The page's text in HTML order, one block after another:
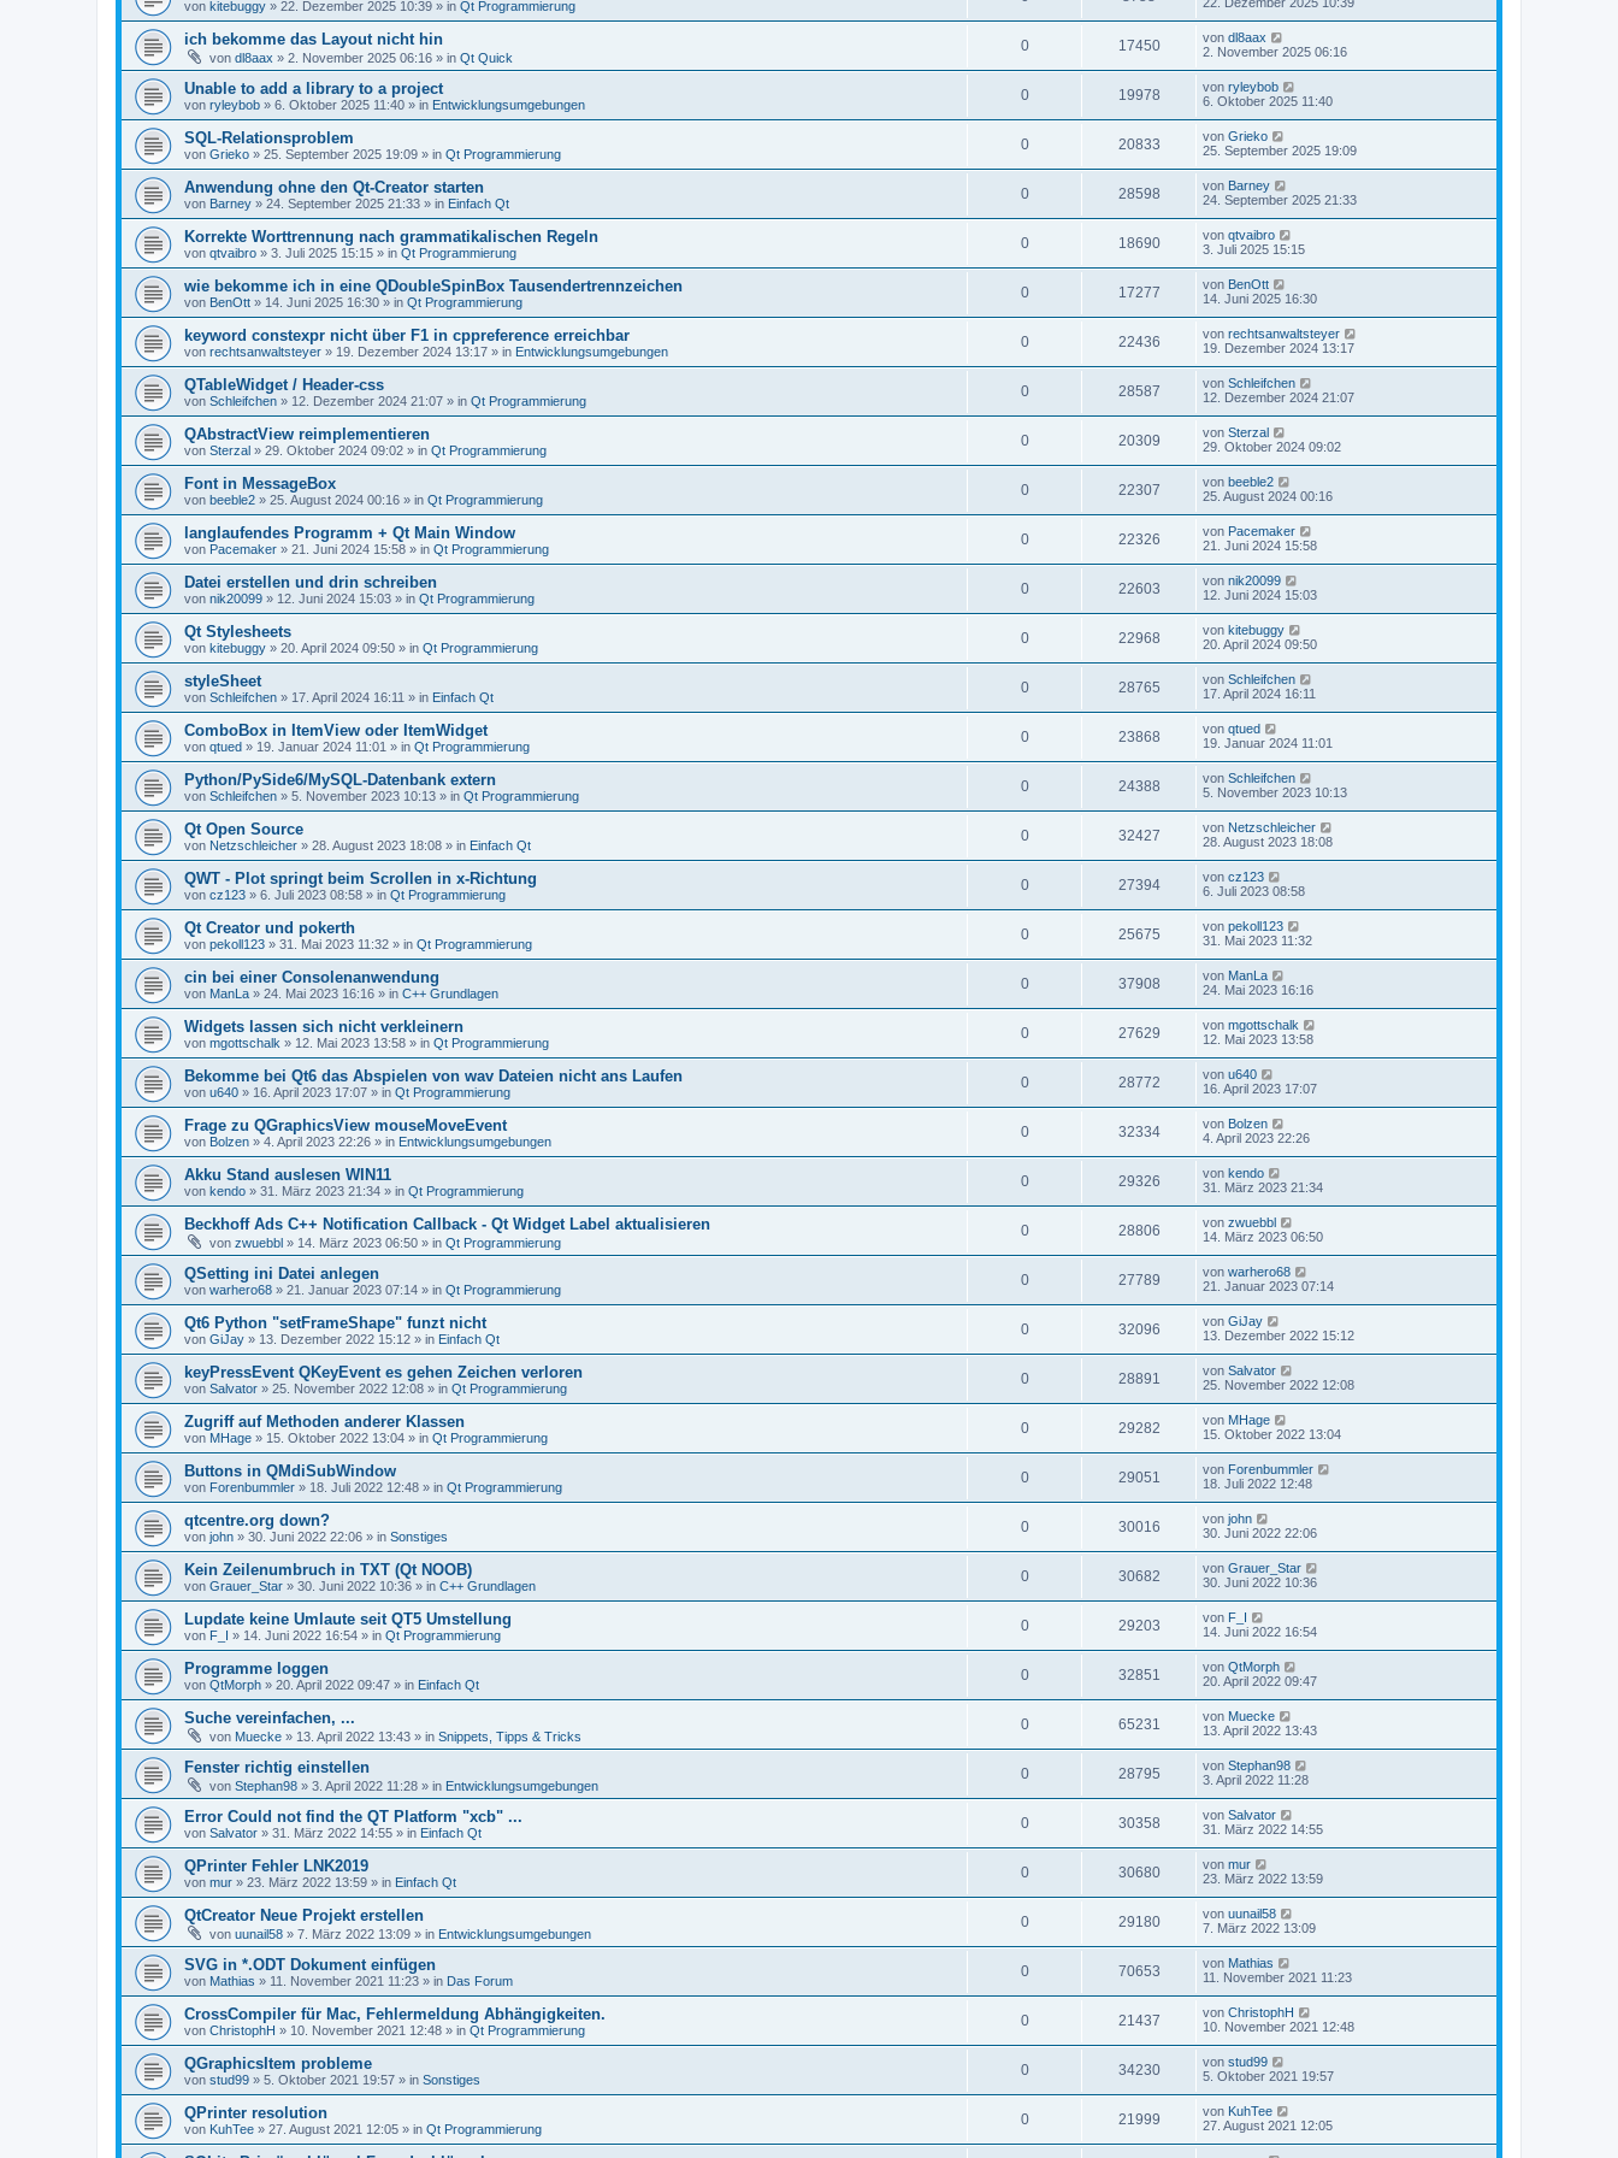
von kitebuggy » 22. Dezember 2025 10:39 » in Qt Programmierung
ich bekomme das Layout nicht hin
von dl8aax » 2. November 2025 06:16 » in Qt Quick
0 17450 von dl8aax
2. November 2025 06:16
Unable to add a library to a project
von ryleybob » 6. Oktober 2025 11:40 » in Entwicklungsumgebungen
0 19978 von ryleybob
6. Oktober 2025 11:40
SQL-Relationsproblem
von Grieko » 25. September 2025 19:09 » in Qt Programmierung
0 20833 von Grieko
25. September 2025 19:09
Anwendung ohne den Qt-Creator starten
von Barney » 24. September 2025 21:33 » in Einfach Qt
0 28598 von Barney
24. September 2025 21:33
Korrekte Worttrennung nach grammatikalischen Regeln
von qtvaibro » 3. Juli 2025 15:15 » in Qt Programmierung
0 18690 von qtvaibro
3. Juli 2025 15:15
wie bekomme ich in eine QDoubleSpinBox Tausendertrennzeichen
von BenOtt » 14. Juni 2025 16:30 » in Qt Programmierung
0 17277 von BenOtt
14. Juni 2025 16:30
keyword constexpr nicht über F1 in cppreference erreichbar
von rechtsanwaltsteyer » 19. Dezember 2024 13:17 » in Entwicklungsumgebungen
0 22436 von rechtsanwaltsteyer
19. Dezember 2024 13:17
QTableWidget / Header-css
von Schleifchen » 12. Dezember 2024 21:07 » in Qt Programmierung
0 28587 von Schleifchen
12. Dezember 2024 21:07
QAbstractView reimplementieren
von Sterzal » 29. Oktober 2024 09:02 » in Qt Programmierung
0 20309 von Sterzal
29. Oktober 2024 09:02
Font in MessageBox
von beeble2 » 25. August 2024 00:16 » in Qt Programmierung
0 22307 von beeble2
25. August 2024 00:16
langlaufendes Programm + Qt Main Window
von Pacemaker » 21. Juni 2024 15:58 » in Qt Programmierung
0 22326 von Pacemaker
21. Juni 2024 15:58
Datei erstellen und drin schreiben
von nik20099 » 12. Juni 2024 15:03 » in Qt Programmierung
0 22603 von nik20099
12. Juni 2024 15:03
Qt Stylesheets
von kitebuggy » 20. April 2024 09:50 » in Qt Programmierung
0 22968 von kitebuggy
20. April 2024 09:50
styleSheet
von Schleifchen » 17. April 2024 16:11 » in Einfach Qt
0 28765 von Schleifchen
17. April 2024 16:11
ComboBox in ItemView oder ItemWidget
von qtued » 19. Januar 2024 11:01 » in Qt Programmierung
0 23868 von qtued
19. Januar 2024 11:01
Python/PySide6/MySQL-Datenbank extern
von Schleifchen » 5. November 2023 10:13 » in Qt Programmierung
0 24388 von Schleifchen
5. November 2023 10:13
Qt Open Source
von Netzschleicher » 28. August 2023 18:08 » in Einfach Qt
0 32427 von Netzschleicher
28. August 2023 18:08
QWT - Plot springt beim Scrollen in x-Richtung
von cz123 » 6. Juli 2023 08:58 » in Qt Programmierung
0 27394 von cz123
6. Juli 2023 08:58
Qt Creator und pokerth
von pekoll123 » 31. Mai 2023 11:32 » in Qt Programmierung
0 25675 von pekoll123
31. Mai 2023 11:32
cin bei einer Consolenanwendung
von ManLa » 24. Mai 2023 16:16 » in C++ Grundlagen
0 37908 von ManLa
24. Mai 2023 16:16
Widgets lassen sich nicht verkleinern
von mgottschalk » 12. Mai 2023 13:58 » in Qt Programmierung
0 27629 von mgottschalk
12. Mai 2023 13:58
Bekomme bei Qt6 das Abspielen von wav Dateien nicht ans Laufen
von u640 » 16. April 2023 17:07 » in Qt Programmierung
0 28772 von u640
16. April 2023 17:07
Frage zu QGraphicsView mouseMoveEvent
von Bolzen » 4. April 2023 22:26 » in Entwicklungsumgebungen
0 32334 von Bolzen
4. April 2023 22:26
Akku Stand auslesen WIN11
von kendo » 31. März 2023 21:34 » in Qt Programmierung
0 29326 von kendo
31. März 2023 21:34
Beckhoff Ads C++ Notification Callback - Qt Widget Label aktualisieren
von zwuebbl » 14. März 2023 06:50 » in Qt Programmierung
0 28806 von zwuebbl
14. März 2023 06:50
QSetting ini Datei anlegen
von warhero68 » 21. Januar 2023 07:14 » in Qt Programmierung
0 27789 von warhero68
21. Januar 2023 07:14
Qt6 Python "setFrameShape" funzt nicht
von GiJay » 13. Dezember 2022 15:12 » in Einfach Qt
0 32096 von GiJay
13. Dezember 2022 15:12
keyPressEvent QKeyEvent es gehen Zeichen verloren
von Salvator » 25. November 2022 12:08 » in Qt Programmierung
0 28891 von Salvator
25. November 2022 12:08
Zugriff auf Methoden anderer Klassen
von MHage » 15. Oktober 2022 13:04 » in Qt Programmierung
0 29282 von MHage
15. Oktober 2022 13:04
Buttons in QMdiSubWindow
von Forenbummler » 18. Juli 2022 12:48 » in Qt Programmierung
0 29051 von Forenbummler
18. Juli 2022 12:48
qtcentre.org down?
von john » 30. Juni 2022 22:06 » in Sonstiges
0 30016 von john
30. Juni 2022 22:06
Kein Zeilenumbruch in TXT (Qt NOOB)
von Grauer_Star » 30. Juni 2022 10:36 » in C++ Grundlagen
0 30682 von Grauer_Star
30. Juni 2022 10:36
Lupdate keine Umlaute seit QT5 Umstellung
von F_I » 14. Juni 2022 16:54 » in Qt Programmierung
0 29203 von F_I
14. Juni 2022 16:54
Programme loggen
von QtMorph » 20. April 2022 09:47 » in Einfach Qt
0 32851 von QtMorph
20. April 2022 09:47
Suche vereinfachen, ...
von Muecke » 13. April 2022 13:43 » in Snippets, Tipps & Tricks
0 65231 von Muecke
13. April 2022 13:43
Fenster richtig einstellen
von Stephan98 » 3. April 2022 11:28 » in Entwicklungsumgebungen
0 28795 von Stephan98
3. April 2022 11:28
Error Could not find the QT Platform "xcb" ...
von Salvator » 31. März 2022 14:55 » in Einfach Qt
0 30358 von Salvator
31. März 2022 14:55
QPrinter Fehler LNK2019
von mur » 23. März 2022 13:59 » in Einfach Qt
0 30680 von mur
23. März 2022 13:59
QtCreator Neue Projekt erstellen
von uunail58 » 7. März 2022 13:09 » in Entwicklungsumgebungen
0 29180 von uunail58
7. März 2022 13:09
SVG in *.ODT Dokument einfügen
von Mathias » 11. November 2021 11:23 » in Das Forum
0 70653 von Mathias
11. November 2021 11:23
CrossCompiler für Mac, Fehlermeldung Abhängigkeiten.
von ChristophH » 10. November 2021 12:48 » in Qt Programmierung
0 21437 von ChristophH
10. November 2021 12:48
QGraphicsItem probleme
von stud99 » 5. Oktober 2021 19:57 » in Sonstiges
0 34230 von stud99
5. Oktober 2021 19:57
QPrinter resolution
von KuhTee » 27. August 2021 12:05 » in Qt Programmierung
0 21999 von KuhTee
27. August 2021 12:05